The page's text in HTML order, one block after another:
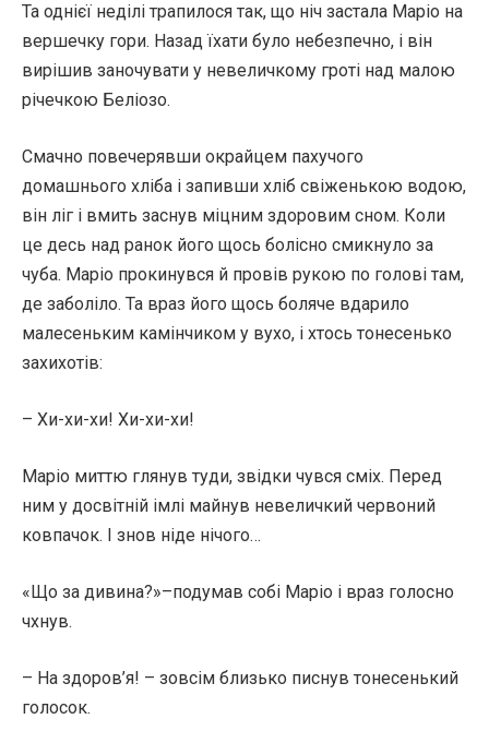
Та однієї неділі трапилося так, що ніч застала Маріо на
вершечку гори. Назад їхати було небезпечно, і він
вирішив заночувати у невеличкому гроті над малою
річечкою Беліозо.
Смачно повечерявши окрайцем пахучого
домашнього хліба і запивши хліб свіженькою водою,
він ліг і вмить заснув міцним здоровим сном. Коли
це десь над ранок його щось болісно смикнуло за
чуба. Маріо прокинувся й провів рукою по голові там,
де заболіло. Та враз його щось боляче вдарило
малесеньким камінчиком у вухо, і хтось тонесенько
захихотів:
– Хи-хи-хи! Хи-хи-хи!
Маріо миттю глянув туди, звідки чувся сміх. Перед
ним у досвітній імлі майнув невеличкий червоний
ковпачок. І знов ніде нічого…
«Що за дивина?»–подумав собі Маріо і враз голосно
чхнув.
– На здоров’я! – зовсім близько писнув тонесенький
голосок.